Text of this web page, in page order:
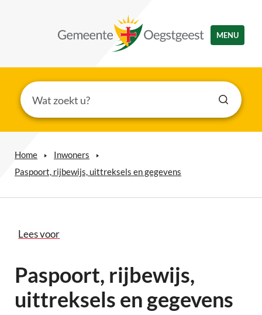
MENU
Home
Inwoners
Paspoort, rijbewijs, uittreksels en gegevens
Lees voor
Paspoort, rijbewijs,
uittreksels en gegevens